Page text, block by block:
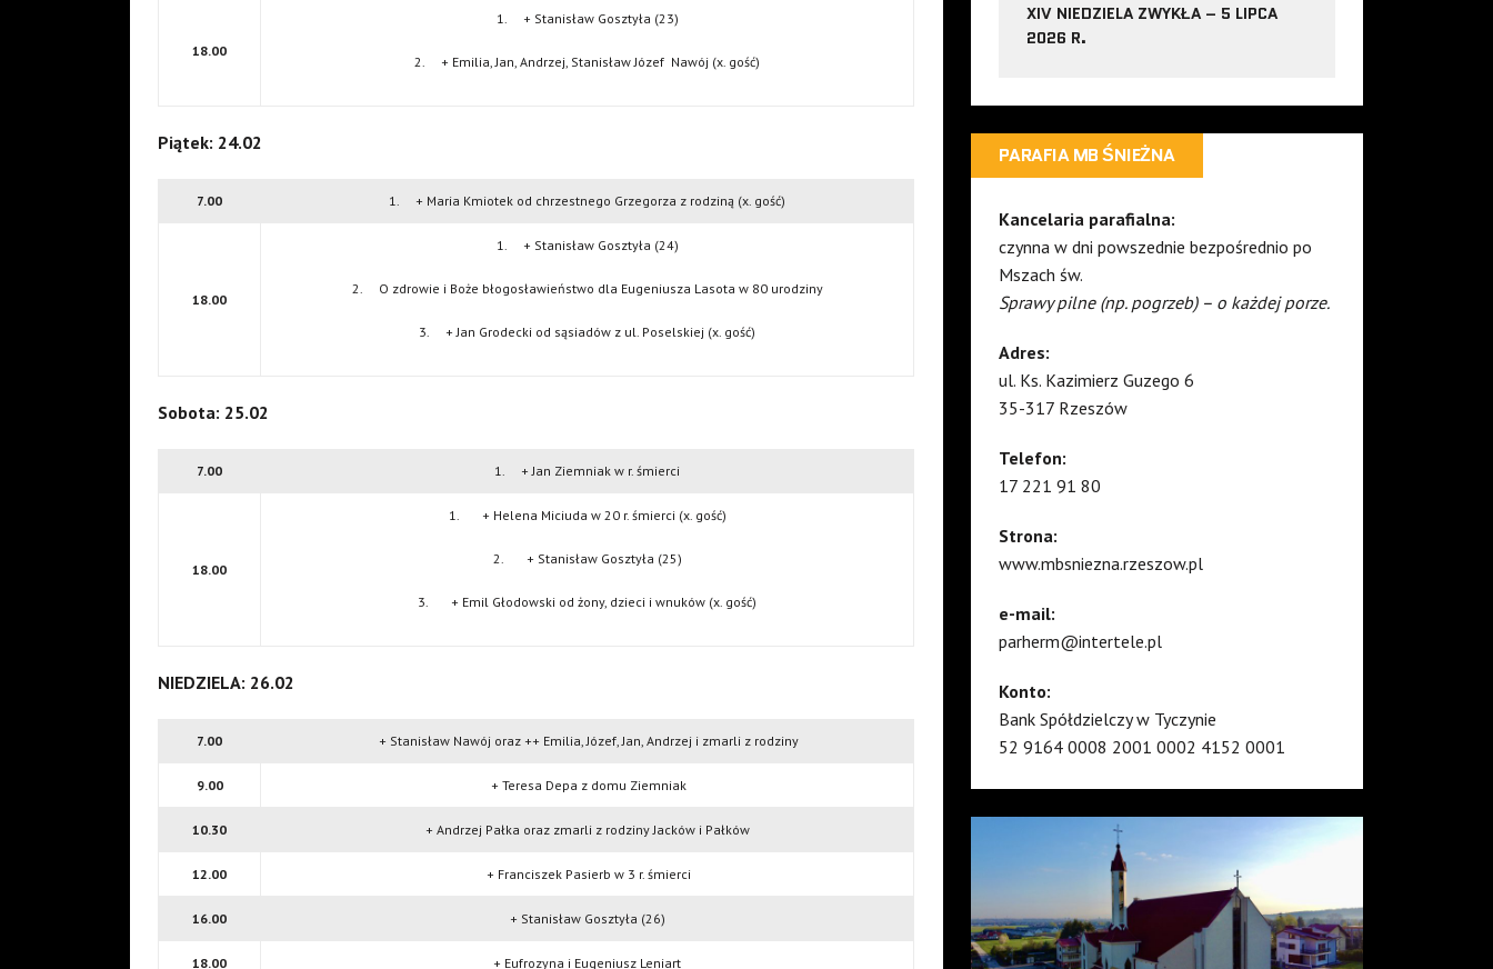
18.00
1. + Stanisław Gosztyła (23)
2. + Emilia, Jan, Andrzej, Stanisław Józef Nawój (x. gość)
Piątek: 24.02
7.00 1. + Maria Kmiotek od chrzestnego Grzegorza z rodziną (x. gość)
18.00
1. + Stanisław Gosztyła (24)
2. O zdrowie i Boże błogosławieństwo dla Eugeniusza Lasota w 80 urodziny
3. + Jan Grodecki od sąsiadów z ul. Poselskiej (x. gość)
Sobota: 25.02
7.00 1. + Jan Ziemniak w r. śmierci
18.00
1. + Helena Miciuda w 20 r. śmierci (x. gość)
2. + Stanisław Gosztyła (25)
3. + Emil Głodowski od żony, dzieci i wnuków (x. gość)
NIEDZIELA: 26.02
7.00 + Stanisław Nawój oraz ++ Emilia, Józef, Jan, Andrzej i zmarli z rodziny
9.00 + Teresa Depa z domu Ziemniak
10.30 + Andrzej Pałka oraz zmarli z rodziny Jacków i Pałków
12.00 + Franciszek Pasierb w 3 r. śmierci
16.00 + Stanisław Gosztyła (26)
18.00 + Eufrozyna i Eugeniusz Leniart
XIV NIEDZIELA ZWYKŁA – 5 LIPCA
2026 R.
PARAFIA MB ŚNIEŻNA
Kancelaria parafialna:
czynna w dni powszednie bezpośrednio po
Mszach św.
Sprawy pilne (np. pogrzeb) – o każdej porze.
Adres:
ul. Ks. Kazimierz Guzego 6
35-317 Rzeszów
Telefon:
17 221 91 80
Strona:
www.mbsniezna.rzeszow.pl
e-mail:
parherm@intertele.pl
Konto:
Bank Spółdzielczy w Tyczynie
52 9164 0008 2001 0002 4152 0001